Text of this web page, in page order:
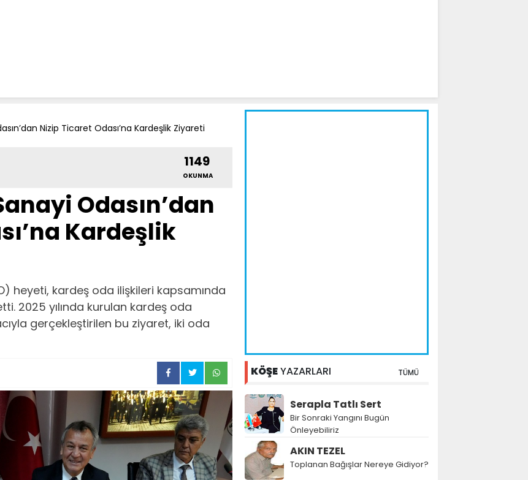
Nizip Ticaret Odası’na Kardeşlik Ziyareti
1149
OKUNMA
Odasın’dan
Kardeşlik
heyeti, kardeş oda ilişkileri kapsamında
2025 yılında kurulan kardeş oda
gerçekleştirilen bu ziyaret, iki oda
KÖŞEYAZARLARI TÜMÜ
Serapla Tatlı Sert
Bir Sonraki Yangını Bugün
Önleyebiliriz
AKIN TEZEL
Toplanan Bağışlar Nereye Gidiyor?